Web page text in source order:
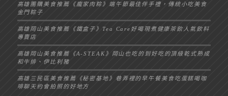
高雄團購美食推薦《龐家肉粽》端午節最佳伴手禮，傳統小吃美食
金門粽子
高雄岡山美食推薦《鐵盒子》Tea Care好喝現煮健康茶飲人氣飲料
專賣店
高雄岡山美食推薦《A-STEAK》岡山也吃的到好吃的頂級乾式熟成
和牛排、伊比利豬
高雄三民區美食推薦《秘密基地》巷弄裡的早午餐美食吃蛋糕喝咖
啡聊天約會拍照的好地方